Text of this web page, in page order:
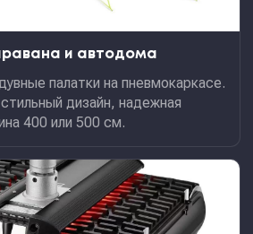
и автодома
палатки на пневмокаркасе.
дизайн, надежная
400 или 500 см.